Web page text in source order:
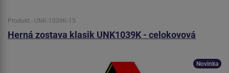
Produkt - UNK-1039K-15
Herná zostava klasik UNK1039K - celokovová
Novinka